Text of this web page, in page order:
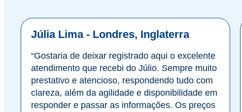
Júlia Lima - Londres, Inglaterra
“Gostaria de deixar registrado aqui o excelente
atendimento que recebi do Júlio. Sempre muito
prestativo e atencioso, respondendo tudo com
clareza, além da agilidade e disponibilidade em
responder e passar as informações. Os preços